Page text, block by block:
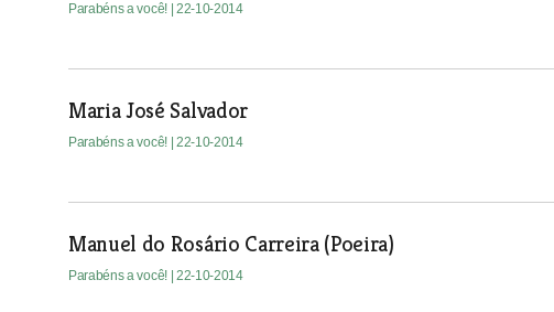
Parabéns a você! | 22-10-2014
Maria José Salvador
Parabéns a você! | 22-10-2014
Manuel do Rosário Carreira (Poeira)
Parabéns a você! | 22-10-2014